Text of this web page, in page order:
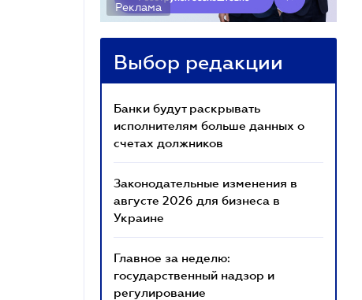
Реклама
Выбор редакции
Банки будут раскрывать
исполнителям больше данных о
счетах должников
Законодательные изменения в
августе 2026 для бизнеса в
Украине
Главное за неделю:
государственный надзор и
регулирование